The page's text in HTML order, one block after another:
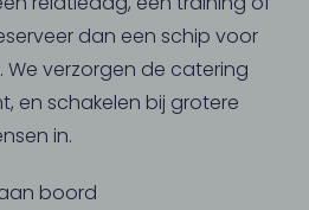
dan een schip voor
We verzorgen de catering
en schakelen bij grotere
in.
boord